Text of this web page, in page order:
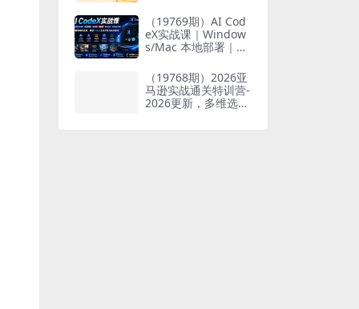
基础也能搭建自动运
行的智能体
（19769期）AI Cod
eX实战课｜Window
s/Mac 本地部署｜AP
制｜漫剧剪辑｜网站
VR 项目｜AI项目落地
全教程
（19768期）2026亚
马逊实战通关特训营-
2026更新，多维选品